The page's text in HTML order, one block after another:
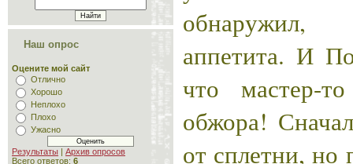
Наш опрос
Оцените мой сайт
Отлично
Хорошо
Неплохо
Плохо
Ужасно
Результаты | Архив опросов
Всего ответов: 6
обнаружил,
аппетита. И
что мастер-
обжора!
от сплетни, но